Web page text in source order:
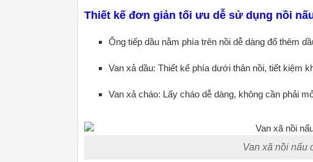
Thiết kế đơn giản tối ưu dễ sử dụng nồi
Ống tiếp dầu nằm phía trên nồi dễ dàng đổ thêm
Van xả dầu: Thiết kế phía dưới thân nồi, tiết kiệm
Van xả cháo: Lấy cháo dễ dàng, không cần phải
Van xã nồi nấu